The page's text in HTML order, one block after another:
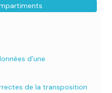
d’une
de la transposition